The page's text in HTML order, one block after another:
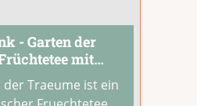
- Garten der
mit
&
- Tüte
Traeume ist ein